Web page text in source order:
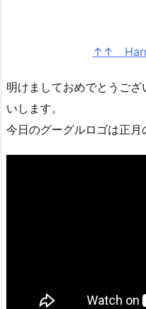
↑↑
明けましておめでとうご
いします。
今日のグーグルロゴは正月